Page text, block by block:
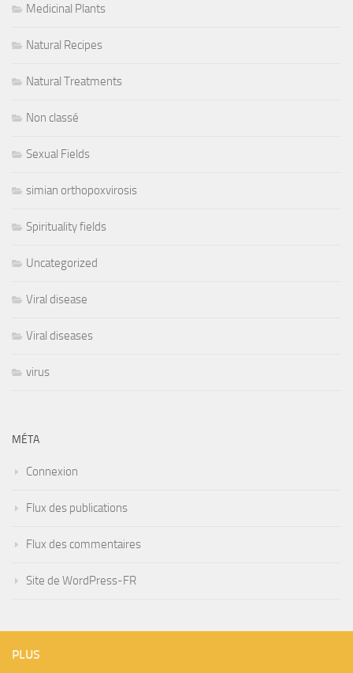
Medicinal Plants
Natural Recipes
Natural Treatments
Non classé
Sexual Fields
simian orthopoxvirosis
Spirituality fields
Uncategorized
Viral disease
Viral diseases
virus
MÉTA
Connexion
Flux des publications
Flux des commentaires
Site de WordPress-FR
PLUS